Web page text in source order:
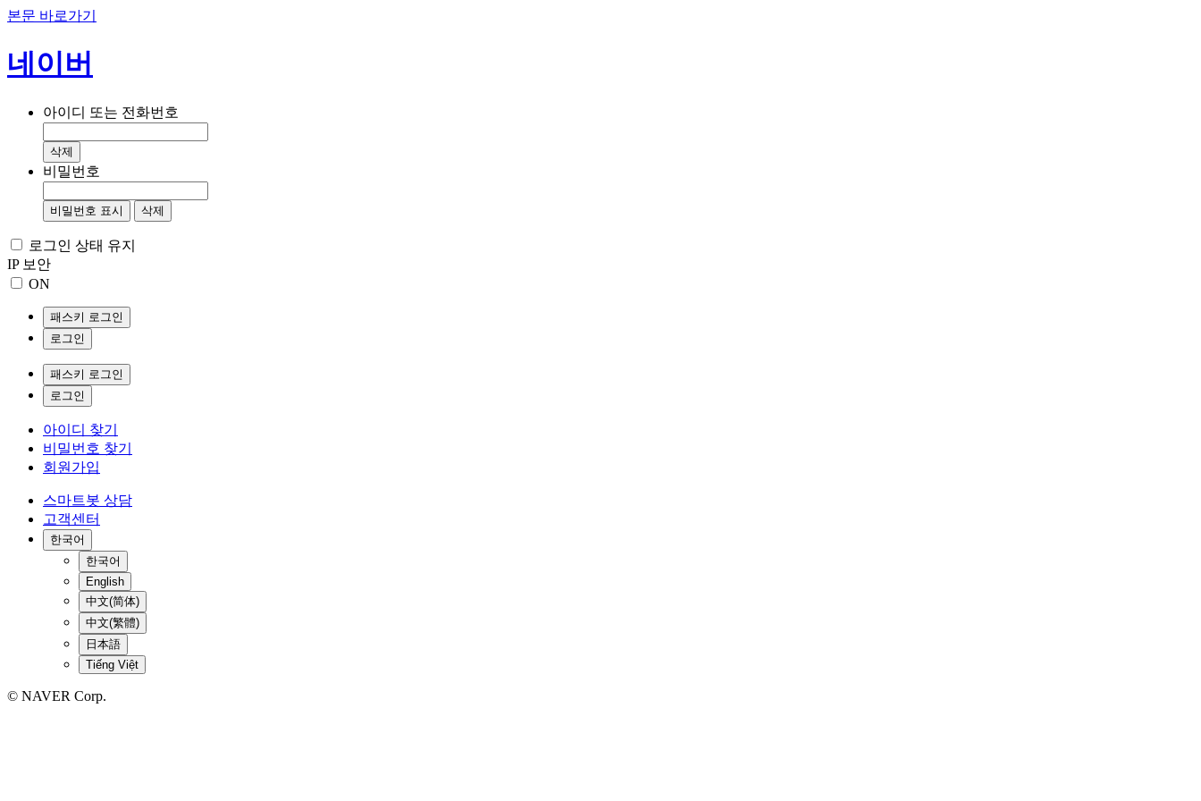
본문 바로가기
네이버
아이디 또는 전화번호
삭제
비밀번호
비밀번호 표시 삭제
로그인 상태 유지
IP 보안
ON
패스키 로그인
로그인
패스키 로그인
로그인
아이디 찾기
비밀번호 찾기
회원가입
스마트봇 상담
고객센터
한국어
한국어
English
中文(简体)
中文(繁體)
日本語
Tiếng Việt
© NAVER Corp.